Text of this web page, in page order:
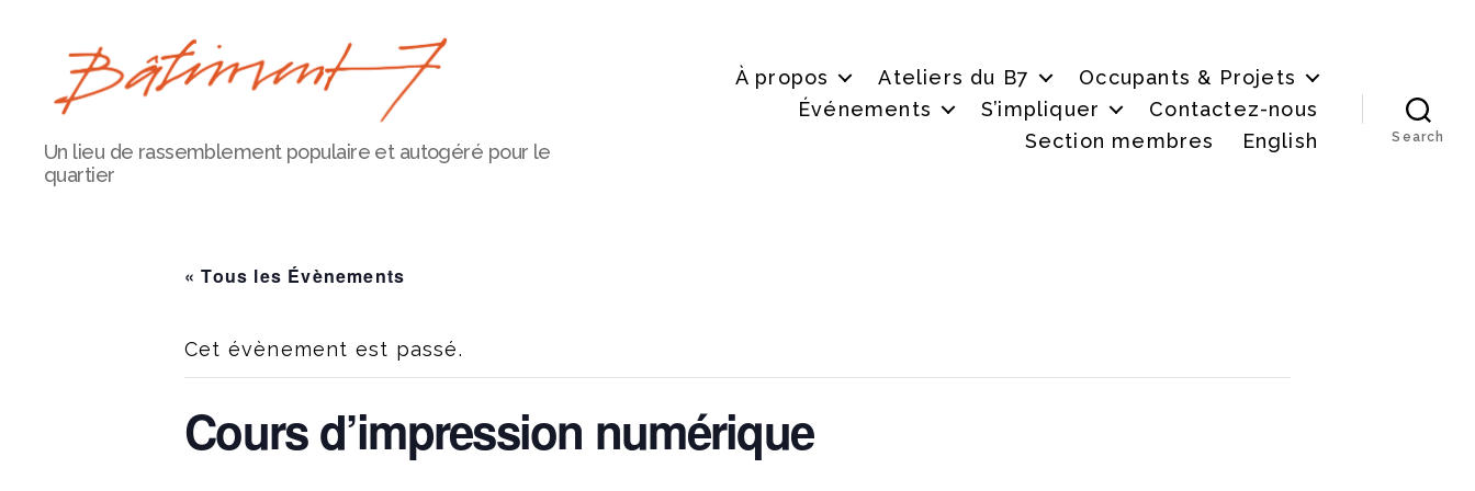
Bâtiment
7
Un lieu de rassemblement populaire et autogéré pour le
quartier
À propos Ateliers du B7
Occupants & Projets
Événements
S’impliquer
Contactez-nous
Section membres
English Search
« Tous les Évènements
Cet évènement est passé.
Cours d’impression numérique